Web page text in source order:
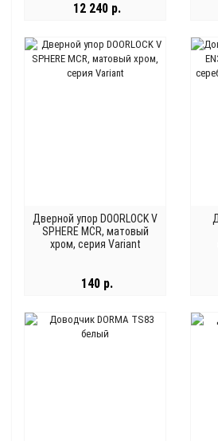
12 240 р.
Дверной упор DOORLOCK V
SPHERE MCR, матовый
хром, серия Variant
140 р.